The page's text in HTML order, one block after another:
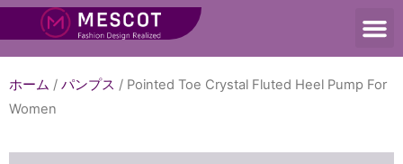
ホーム / パンプス / Pointed Toe Crystal Fluted Heel Pump For
Women